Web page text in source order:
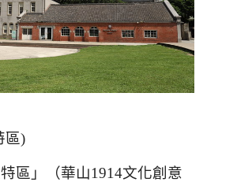
區)
特區」（華山1914文化創意